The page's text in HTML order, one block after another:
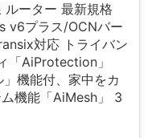
ーター 最新規格
プラス/OCNバー
対応 トライバン
「AiProtection」
機能付、家中をカ
機能「AiMesh」 3